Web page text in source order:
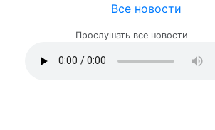
Все новости
Прослушать все новости